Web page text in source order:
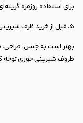
برای استفاده روزمره
۵. قبل از خرید ظرف شیرینی خوری به چه نکاتی توجه کنیم؟
بهتر است به جنس،
ظروف شیرینی خوری توجه